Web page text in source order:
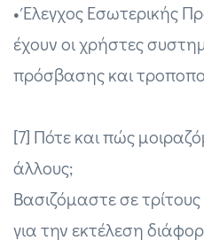
• Έλεγχος Eσωτερικής
έχουν οι χρήστες
πρόσβασης και
[7] Πότε και πώς
άλλους;
Βασιζόμαστε σε
για την εκτέλεση